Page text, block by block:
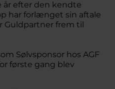
efter den kendte
har forlænget sin aftale
Guldpartner frem til
Sølvsponsor hos AGF
første gang blev